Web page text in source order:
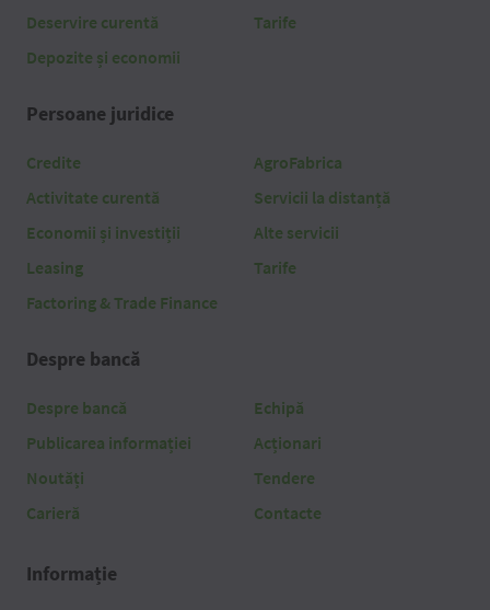
Deservire curentă
Depozite și economii
Tarife
Persoane juridice
Credite
Activitate curentă
Economii și investiții
Leasing
Factoring & Trade Finance
AgroFabrica
Servicii la distanță
Alte servicii
Tarife
Despre bancă
Despre bancă
Publicarea informației
Noutăți
Carieră
Echipă
Acționari
Tendere
Contacte
Informație